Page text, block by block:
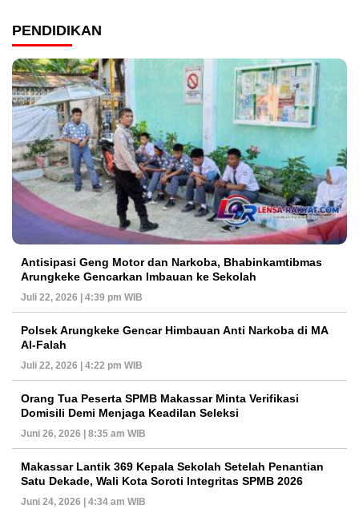
PENDIDIKAN
Antisipasi Geng Motor dan Narkoba, Bhabinkamtibmas
Arungkeke Gencarkan Imbauan ke Sekolah
Juli 22, 2026 | 4:39 pm WIB
Polsek Arungkeke Gencar Himbauan Anti Narkoba di MA
Al-Falah
Juli 22, 2026 | 4:22 pm WIB
Orang Tua Peserta SPMB Makassar Minta Verifikasi
Domisili Demi Menjaga Keadilan Seleksi
Juni 26, 2026 | 8:35 am WIB
Makassar Lantik 369 Kepala Sekolah Setelah Penantian
Satu Dekade, Wali Kota Soroti Integritas SPMB 2026
Juni 24, 2026 | 4:34 am WIB